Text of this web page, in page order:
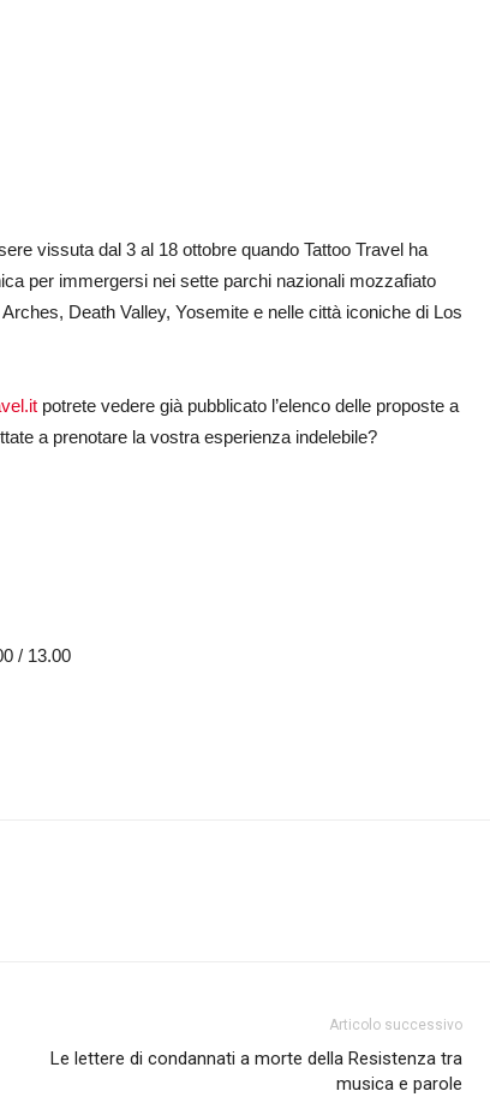
vissuta dal 3 al 18 ottobre quando Tattoo Travel ha
per immergersi nei sette parchi nazionali mozzafiato
Death Valley, Yosemite e nelle città iconiche di Los
potrete vedere già pubblicato l’elenco delle proposte a
a prenotare la vostra esperienza indelebile?
/ 13.00
Articolo successivo
Le lettere di condannati a morte della Resistenza tra
musica e parole